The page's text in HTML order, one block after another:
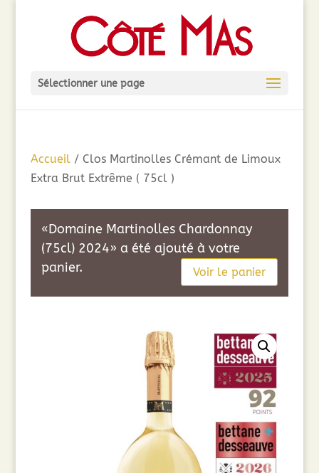
Sélectionner une page
Accueil/ Clos Martinolles Crémant de Limoux
Extra Brut Extrême ( 75cl )
«Domaine Martinolles Chardonnay
(75cl) 2024» a été ajouté à votre
panier.
Voir le panier